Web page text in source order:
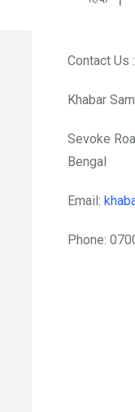
Contact Us :
Khabar
Sevoke
Bengal
Email:
Phone: